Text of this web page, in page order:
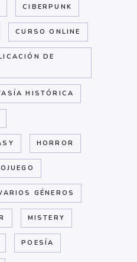
CIBERPUNK
CURSO ONLINE
DE
HISTÓRICA
HORROR
GÉNEROS
MISTERY
POESÍA